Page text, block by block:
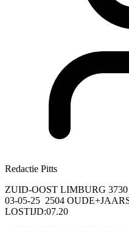
Redactie Pitts
ZUID-OOST LIMBURG
03-05-25 2504
LOSTIJD:07.20